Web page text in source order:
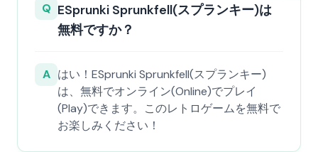
Q ESprunki Sprunkfell(スプランキー)は
無料ですか？
A はい！ESprunki Sprunkfell(スプランキー)
は、無料でオンライン(Online)でプレイ
(Play)できます。このレトロゲームを無料で
お楽しみください！